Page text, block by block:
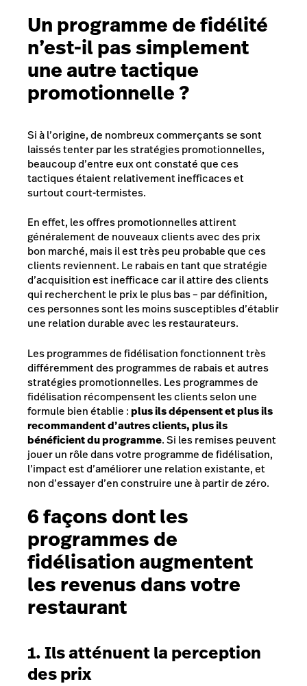
Un programme de fidélité
n’est-il pas simplement
une autre tactique
promotionnelle ?
Si à l’origine, de nombreux commerçants se sont
laissés tenter par les stratégies promotionnelles,
beaucoup d’entre eux ont constaté que ces
tactiques étaient relativement inefficaces et
surtout court-termistes.
En effet, les offres promotionnelles attirent
généralement de nouveaux clients avec des prix
bon marché, mais il est très peu probable que ces
clients reviennent. Le rabais en tant que stratégie
d’acquisition est inefficace car il attire des clients
qui recherchent le prix le plus bas – par définition,
ces personnes sont les moins susceptibles d’établir
une relation durable avec les restaurateurs.
Les programmes de fidélisation fonctionnent très
différemment des programmes de rabais et autres
stratégies promotionnelles. Les programmes de
fidélisation récompensent les clients selon une
formule bien établie :plus ils dépensent et plus ils
recommandent d’autres clients, plus ils
bénéficient du programme. Si les remises peuvent
jouer un rôle dans votre programme de fidélisation,
l’impact est d’améliorer une relation existante, et
non d’essayer d’en construire une à partir de zéro.
6 façons dont les
programmes de
fidélisation augmentent
les revenus dans votre
restaurant
1. Ils atténuent la perception
des prix